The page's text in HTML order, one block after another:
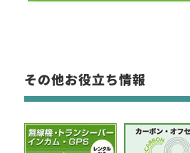
その他お役立ち情報